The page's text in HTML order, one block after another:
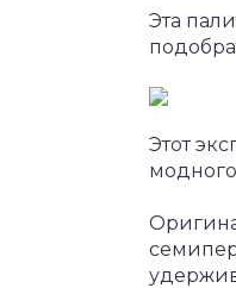
Эта
Этот
модного